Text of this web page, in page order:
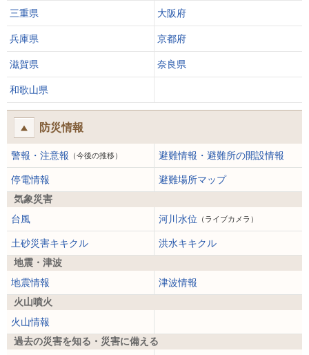
三重県 大阪府
兵庫県 京都府
滋賀県 奈良県
和歌山県
防災情報
警報・注意報 （今後の推移） 避難情報・避難所の開設情報
停電情報
避難場所マップ
気象災害
台風
河川水位 （ライブカメラ）
土砂災害キキクル
洪水キキクル
地震・津波
地震情報
津波情報
火山噴火
火山情報
過去の災害を知る・災害に備える